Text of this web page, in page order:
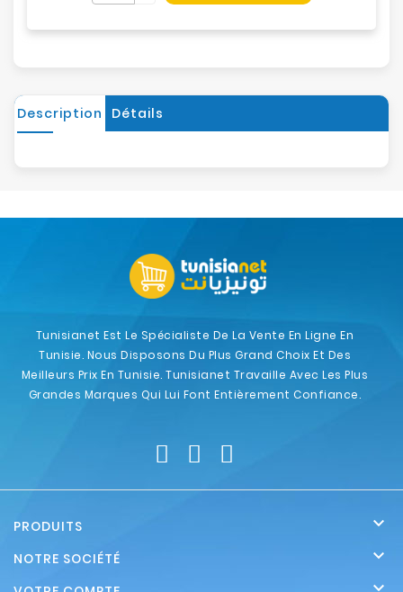
Description Détails
Tunisianet Est Le Spécialiste De La Vente En Ligne En
Tunisie. Nous Disposons Du Plus Grand Choix Et Des
Meilleurs Prix En Tunisie. Tunisianet Travaille Avec Les Plus
Grandes Marques Qui Lui Font Entièrement Confiance.
PRODUITS 
NOTRE SOCIÉTÉ 